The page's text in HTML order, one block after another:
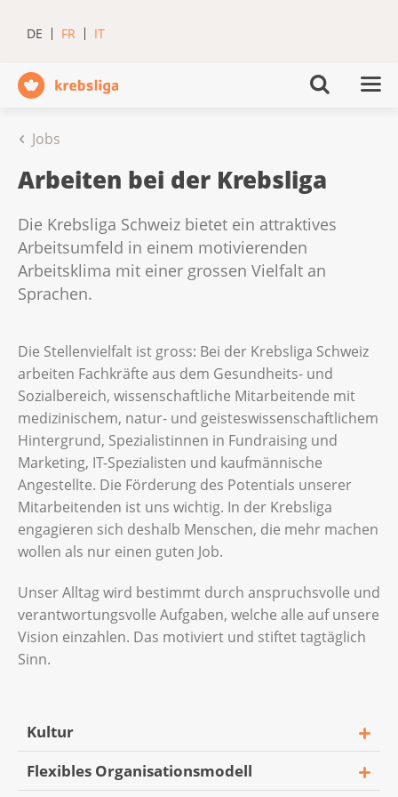
DE FR IT
Jobs
Arbeiten bei der Krebsliga
Die Krebsliga Schweiz bietet ein attraktives
Arbeitsumfeld in einem motivierenden
Arbeitsklima mit einer grossen Vielfalt an
Sprachen.
Die Stellenvielfalt ist gross: Bei der Krebsliga Schweiz
arbeiten Fachkräfte aus dem Gesundheits- und
Sozialbereich, wissenschaftliche Mitarbeitende mit
medizinischem, natur- und geisteswissenschaftlichem
Hintergrund, Spezialistinnen in Fundraising und
Marketing, IT-Spezialisten und kaufmännische
Angestellte. Die Förderung des Potentials unserer
Mitarbeitenden ist uns wichtig. In der Krebsliga
engagieren sich deshalb Menschen, die mehr machen
wollen als nur einen guten Job.
Unser Alltag wird bestimmt durch anspruchsvolle und
verantwortungsvolle Aufgaben, welche alle auf unsere
Vision einzahlen. Das motiviert und stiftet tagtäglich
Sinn.
Kultur
Wir pflegen eine Kultur der offenen Türen
Flexibles Organisationsmodell